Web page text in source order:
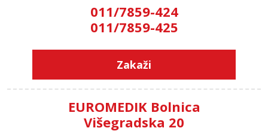
011/7859-424
011/7859-425
Zakaži
EUROMEDIK Bolnica
Višegradska 20